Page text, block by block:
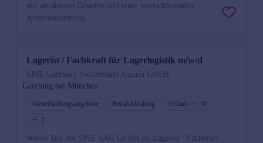
mit attraktiven Benefits und einer wertschätzenden
Arbeitsumgebung.
Lagerist / Fachkraft für Lagerlogistik m/w/d
SPIE Germany Switzerland Austria GmbH
Garching bei München
Weiterbildungsangebote Berufskleidung
Urlaub >= 30
2
Werde Teil der SPIE SAG GmbH als Lagerist / Fachkraft